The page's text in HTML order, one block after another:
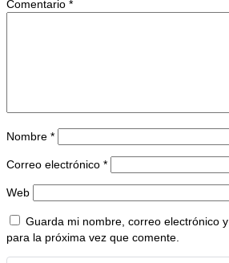
Comentario *
Nombre *
Correo electrónico *
Web
Guarda mi nombre, correo electrónico
para la próxima vez que comente.